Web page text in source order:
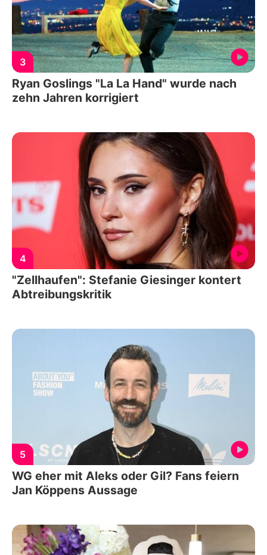
3
Ryan Goslings "La La Hand" wurde nach
zehn Jahren korrigiert
4
"Zellhaufen": Stefanie Giesinger kontert
Abtreibungskritik
5
WG eher mit Aleks oder Gil? Fans feiern
Jan Köppens Aussage